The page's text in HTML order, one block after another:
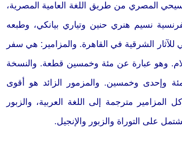
المصري من طريق اللغة العامية المصرية،
نسيم هنري حنين وتياري بيانكي، وطبعه
للآثار الشرقية في القاهرة. والمزامير: هي سفر
وهو عبارة عن مئة وخمسين قطعة. والنسخة
مئة وإحدى وخمسين. والمزمور الزائد هو أقوى
مترجمة إلى اللغة العربية، والزبور
على التوراة والزبور والإنجيل.